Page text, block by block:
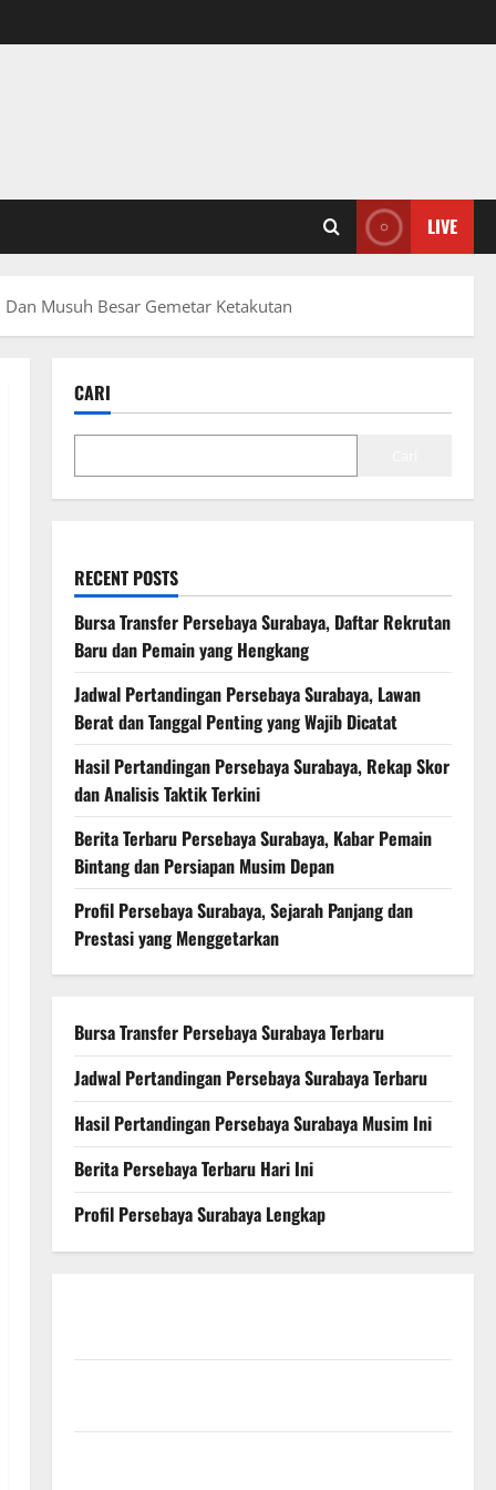
LIVE
Musuh Besar Gemetar Ketakutan
CARI
RECENT POSTS
Bursa Transfer Persebaya Surabaya, Daftar Rekrutan
Baru dan Pemain yang Hengkang
Jadwal Pertandingan Persebaya Surabaya, Lawan
Berat dan Tanggal Penting yang Wajib Dicatat
Hasil Pertandingan Persebaya Surabaya, Rekap Skor
dan Analisis Taktik Terkini
Berita Terbaru Persebaya Surabaya, Kabar Pemain
Bintang dan Persiapan Musim Depan
Profil Persebaya Surabaya, Sejarah Panjang dan
Prestasi yang Menggetarkan
Bursa Transfer Persebaya Surabaya Terbaru
Jadwal Pertandingan Persebaya Surabaya Terbaru
Hasil Pertandingan Persebaya Surabaya Musim Ini
Berita Persebaya Terbaru Hari Ini
Profil Persebaya Surabaya Lengkap